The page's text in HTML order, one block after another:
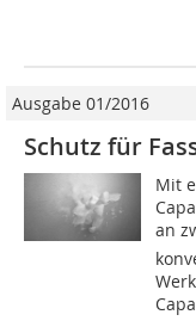
Ausgabe 01/2016
Schutz für
Mit
an